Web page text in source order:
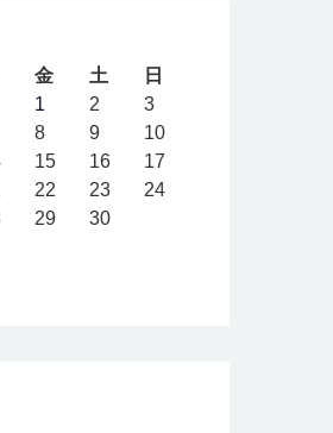
金 土
日
1
2
3
8 9
10
15 16
17
22 23
24
29 30